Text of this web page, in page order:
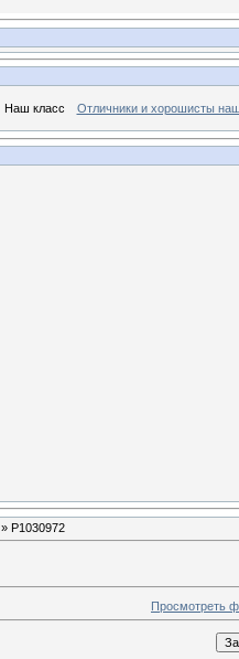
Наш класс Отличники и хорошисты
» P1030972
Просмотреть